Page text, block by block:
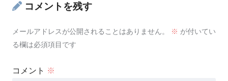
コメントを残す
メールアドレスが公開されることはありません。 ※ が付いてい
る欄は必須項目です
コメント ※